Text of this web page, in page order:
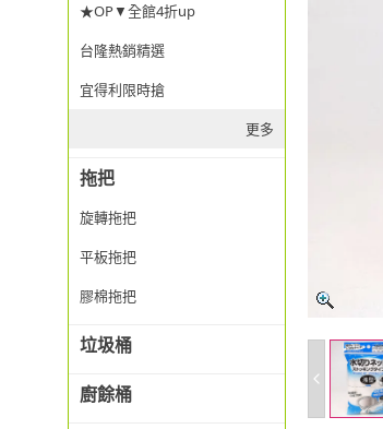
★OP▼全館4折up
台隆熱銷精選
宜得利限時搶
更多
拖把
旋轉拖把
平板拖把
膠棉拖把
垃圾桶
廚餘桶